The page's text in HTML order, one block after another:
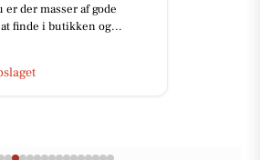
er der masser af gode
finde i butikken og...